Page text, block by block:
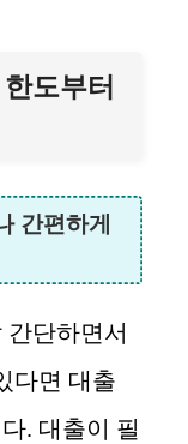
도부터
간편하게
단하면서
다면 대출
. 대출이 필